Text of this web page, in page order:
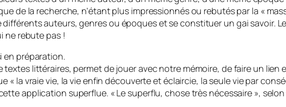
de la recherche, n’étant plus impressionnés ou rebutés par la «
auteurs, genres ou époques et se constituer un gai savoir.
ne rebute pas !
en préparation.
textes littéraires, permet de jouer avec notre mémoire, de faire un
« la vraie vie, la vie enfin découverte et éclaircie, la seule vie par
application superflue. « Le superflu, chose très nécessaire »,